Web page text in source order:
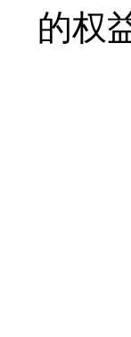
的权